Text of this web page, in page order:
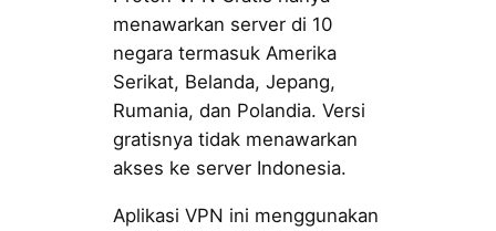
menawarkan server di 10
negara termasuk Amerika
Serikat, Belanda, Jepang,
Rumania, dan Polandia. Versi
gratisnya tidak menawarkan
akses ke server Indonesia.
Aplikasi VPN ini menggunakan